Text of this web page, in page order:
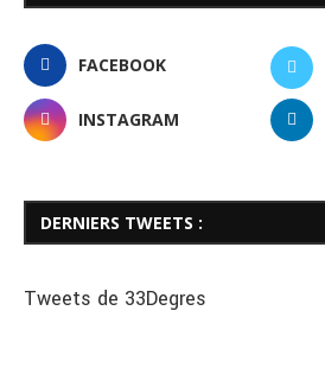
FACEBOOK
INSTAGRAM
DERNIERS TWEETS :
Tweets de 33Degres